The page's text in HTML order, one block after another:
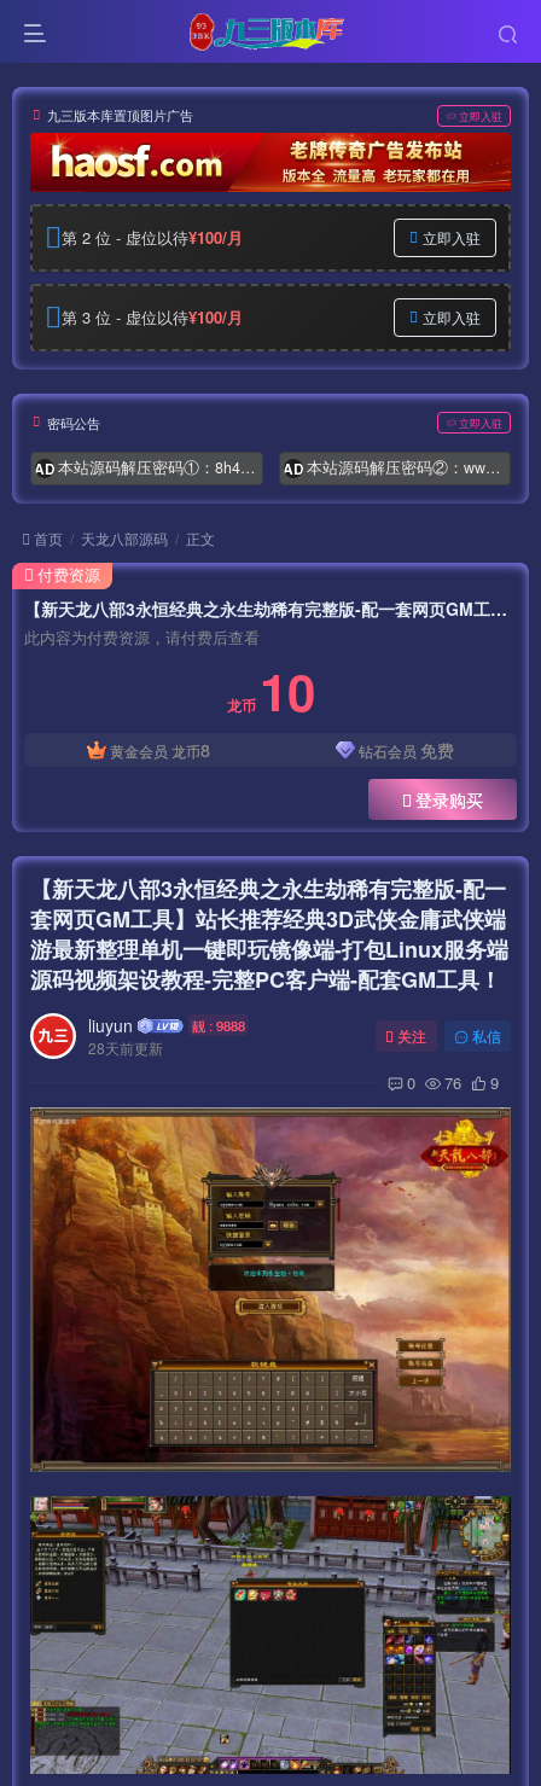
九三版本库置顶图片广告 立即入驻
第 2 位 - 虚位以待¥100/月 立即入驻
第 3 位 - 虚位以待¥100/月 立即入驻
密码公告 立即入驻
AD 本站源码解压密码①：8h4.com AD 本站源码解压密码②：www.syymw.com
首页 天龙八部源码 正文
【新天龙八部3永恒经典之永生劫稀有完整版-配一套网页GM工具】站长推荐经典3D武侠金庸武侠端游最新整理单机一键即玩镜像端-打包Linux服务端源码视频架设教程-完整PC客户端-配套GM工具！
此内容为付费资源，请付费后查看
龙币 10
黄金会员 龙币8 钻石会员 免费
登录购买
付费资源
【新天龙八部3永恒经典之永生劫稀有完整版-配一
套网页GM工具】站长推荐经典3D武侠金庸武侠端
游最新整理单机一键即玩镜像端-打包Linux服务端
源码视频架设教程-完整PC客户端-配套GM工具！
liuyun 靓 : 9888
28天前更新
关注 私信
0 76 9